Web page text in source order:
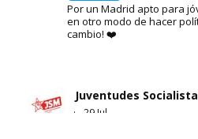
Cargar más
Por un Madrid apto para
en otro modo de hacer
cambio! ❤️
Juventudes
·
29 Jul